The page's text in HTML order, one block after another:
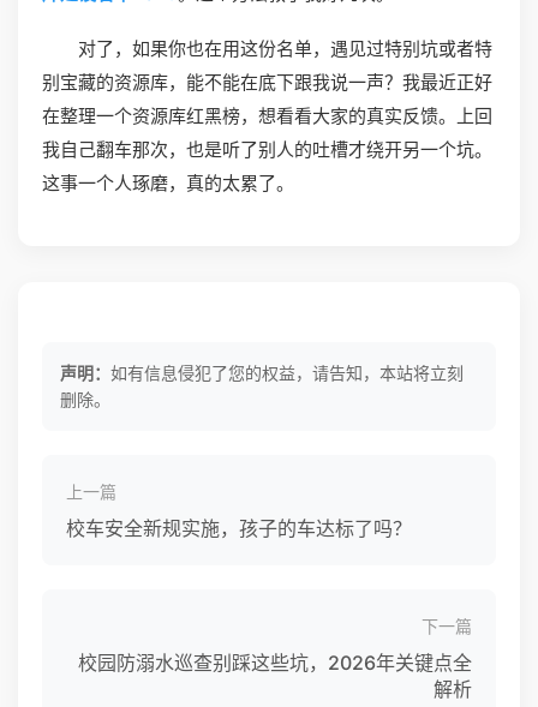
对了，如果你也在用这份名单，遇见过特别坑或者特
别宝藏的资源库，能不能在底下跟我说一声？我最近正好
在整理一个资源库红黑榜，想看看大家的真实反馈。上回
我自己翻车那次，也是听了别人的吐槽才绕开另一个坑。
这事一个人琢磨，真的太累了。
声明： 如有信息侵犯了您的权益，请告知，本站将立刻
删除。
上一篇
校车安全新规实施，孩子的车达标了吗？
下一篇
校园防溺水巡查别踩这些坑，2026年关键点全
解析